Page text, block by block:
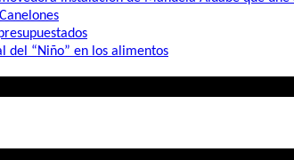
del “Niño” en los alimentos